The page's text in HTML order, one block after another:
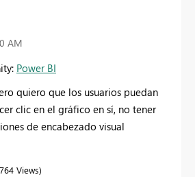
AM
Power BI
quiero que los usuarios puedan
clic en el gráfico en sí, no tener
de encabezado visual
764 Views